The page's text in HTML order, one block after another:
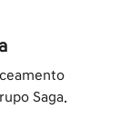
Saga.